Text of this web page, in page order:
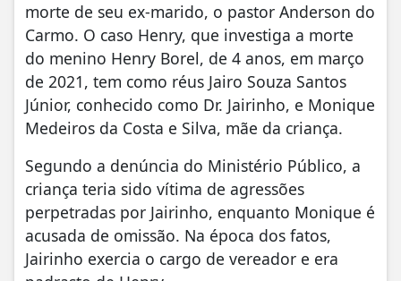
morte de seu ex-marido, o pastor Anderson do
Carmo. O caso Henry, que investiga a morte
do menino Henry Borel, de 4 anos, em março
de 2021, tem como réus Jairo Souza Santos
Júnior, conhecido como Dr. Jairinho, e Monique
Medeiros da Costa e Silva, mãe da criança.
Segundo a denúncia do Ministério Público, a
criança teria sido vítima de agressões
perpetradas por Jairinho, enquanto Monique é
acusada de omissão. Na época dos fatos,
Jairinho exercia o cargo de vereador e era